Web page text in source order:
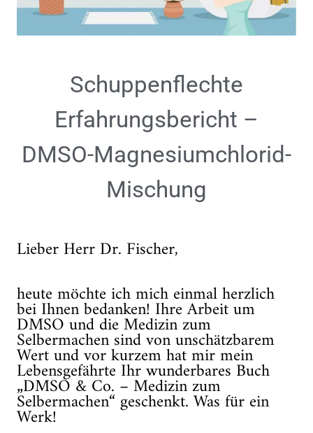
Schuppenflechte
Erfahrungsbericht –
DMSO-Magnesiumchlorid-
Mischung
Lieber Herr Dr. Fischer,
heute möchte ich mich einmal herzlich
bei Ihnen bedanken! Ihre Arbeit um
DMSO und die Medizin zum
Selbermachen sind von unschätzbarem
Wert und vor kurzem hat mir mein
Lebensgefährte Ihr wunderbares Buch
„DMSO & Co. – Medizin zum
Selbermachen“ geschenkt. Was für ein
Werk!